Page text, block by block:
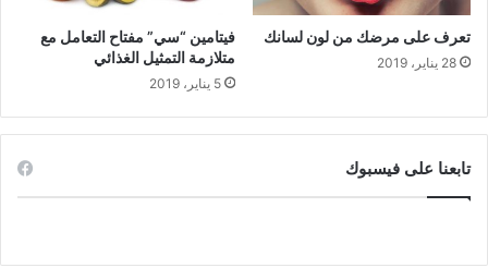
تعرف على مرضك من لون لسانك
28 يناير، 2019
فيتامين “سي” مفتاح التعامل مع
متلازمة التمثيل الغذائي
5 يناير، 2019
تابعنا على فيسبوك